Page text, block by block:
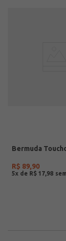
R$ 89,90
5x de R$ 17 98